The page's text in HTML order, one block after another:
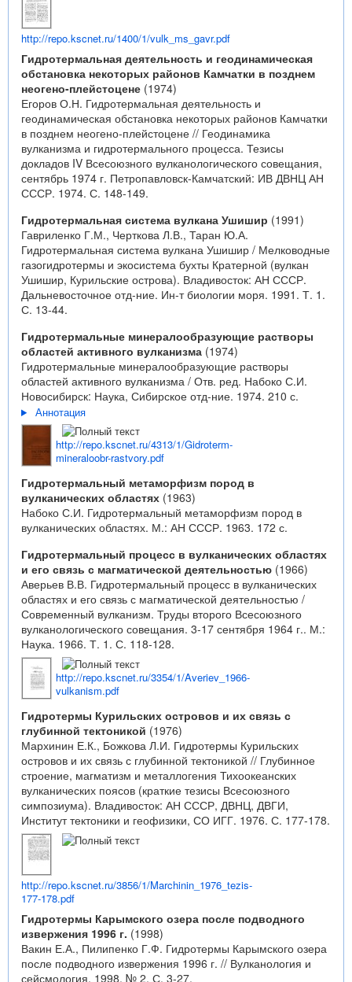
http://repo.kscnet.ru/1400/1/vulk_ms_gavr.pdf
Гидротермальная деятельность и геодинамическая
обстановка некоторых районов Камчатки в позднем
неогено-плейстоцене (1974)
Егоров О.Н. Гидротермальная деятельность и
геодинамическая обстановка некоторых районов Камчатки
в позднем неогено-плейстоцене // Геодинамика
вулканизма и гидротермального процесса. Тезисы
докладов IV Всесоюзного вулканологического совещания,
сентябрь 1974 г. Петропавловск-Камчатский: ИВ ДВНЦ АН
СССР. 1974. С. 148-149.
Гидротермальная система вулкана Ушишир (1991)
Гавриленко Г.М., Черткова Л.В., Таран Ю.А.
Гидротермальная система вулкана Ушишир / Мелководные
газогидротермы и экосистема бухты Кратерной (вулкан
Ушишир, Курильские острова). Владивосток: АН СССР.
Дальневосточное отд-ние. Ин-т биологии моря. 1991. Т. 1.
С. 13-44.
Гидротермальные минералообразующие растворы
областей активного вулканизма (1974)
Гидротермальные минералообразующие растворы
областей активного вулканизма / Отв. ред. Набоко С.И.
Новосибирск: Наука, Сибирское отд-ние. 1974. 210 с.
Аннотация
http://repo.kscnet.ru/4313/1/Gidroterm-
mineraloobr-rastvory.pdf
Гидротермальный метаморфизм пород в
вулканических областях (1963)
Набоко С.И. Гидротермальный метаморфизм пород в
вулканических областях. М.: АН СССР. 1963. 172 с.
Гидротермальный процесс в вулканических областях
и его связь с магматической деятельностью (1966)
Аверьев В.В. Гидротермальный процесс в вулканических
областях и его связь с магматической деятельностью /
Современный вулканизм. Труды второго Всесоюзного
вулканологического совещания. 3-17 сентября 1964 г.. М.:
Наука. 1966. Т. 1. С. 118-128.
http://repo.kscnet.ru/3354/1/Averiev_1966-
vulkanism.pdf
Гидротермы Курильских островов и их связь с
глубинной тектоникой (1976)
Мархинин Е.К., Божкова Л.И. Гидротермы Курильских
островов и их связь с глубинной тектоникой // Глубинное
строение, магматизм и металлогения Тихоокеанских
вулканических поясов (краткие тезисы Всесоюзного
симпозиума). Владивосток: АН СССР, ДВНЦ, ДВГИ,
Институт тектоники и геофизики, СО ИГГ. 1976. С. 177-178.
http://repo.kscnet.ru/3856/1/Marchinin_1976_tezis-
177-178.pdf
Гидротермы Карымского озера после подводного
извержения 1996 г. (1998)
Вакин Е.А., Пилипенко Г.Ф. Гидротермы Карымского озера
после подводного извержения 1996 г. // Вулканология и
сейсмология. 1998. № 2. С. 3-27.